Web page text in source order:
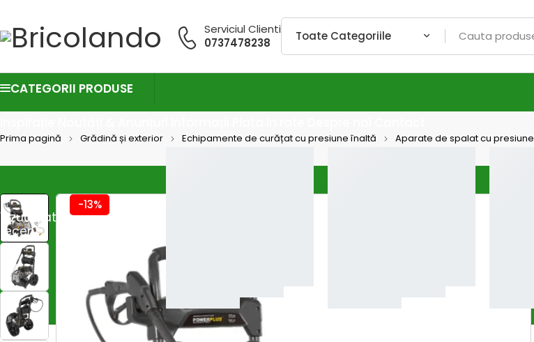
Serviciul Clienti
0737478238
CATEGORII PRODUSE
Vizualizate
recent
Prima pagină Grădină și exterior Echipamente de curățat cu presiune înaltă Aparate de spalat cu presiune
-13%